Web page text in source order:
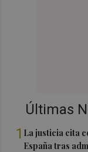
Últimas
1 La justicia cita
España tras